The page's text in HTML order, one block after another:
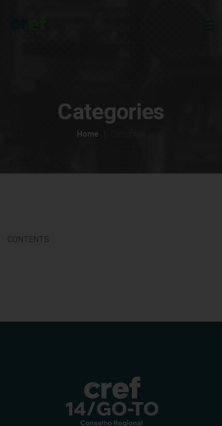
Categories
Home
CONTENTS